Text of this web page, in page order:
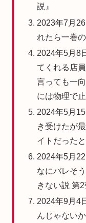
説』
2023年7月
れたら一巻
2024年5月8
てくれる店
言っても一
には物理で
2024年5月
き受けたが
イトだった
2024年5月
なにバレそ
きない説 第2
2024年9月4
んじゃないか